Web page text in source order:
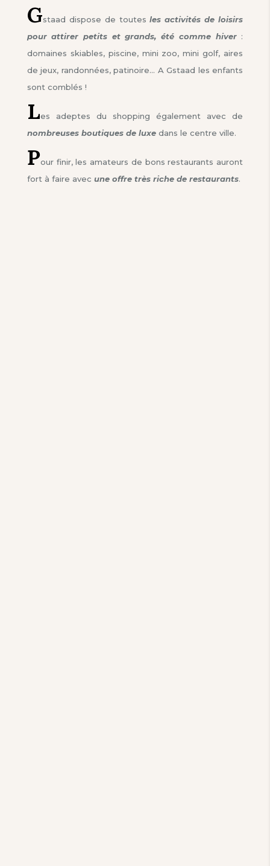
Gstaad dispose de toutesles activités de loisirs
pour attirer petits et grands, été comme hiver:
domaines skiables, piscine, mini zoo, mini golf, aires
de jeux, randonnées, patinoire… A Gstaad les enfants
sont comblés !
Les adeptes du shopping également avec de
nombreuses boutiques de luxedans le centre ville.
Pour finir, les amateurs de bons restaurants auront
fort à faire avec une offre très riche de restaurants.